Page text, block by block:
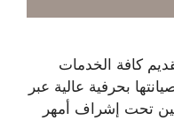
كافة الخدمات
بحرفية عالية عبر
تحت إشراف أمهر